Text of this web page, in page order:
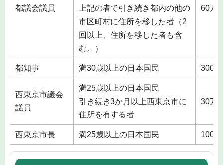
都議会議員
上記の者で引き続き都内の他の
市区町村に住所を移した者（2
回以上、住所を移した者も含
む。）
60万
都知事 満30歳以上の日本国民 300
西東京市議会
議員
満25歳以上の日本国民
引き続き3か月以上西東京市に
住所を有する者
30万
西東京市長 満25歳以上の日本国民 100